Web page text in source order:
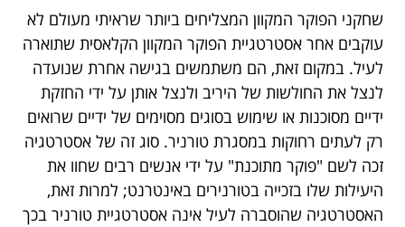
שחקני הפוקר המקוון המצליחים ביותר שראיתי מעולם לא
עוקבים אחר אסטרטגיית הפוקר המקוון הקלאסית שתוארה
לעיל. במקום זאת, הם משתמשים בגישה אחרת שנועדה
לנצל את החולשות של היריב ולנצל אותן על ידי החזקת
ידיים מסוכנות או שימוש בסוגים מסוימים של ידיים שרואים
רק לעתים רחוקות במסגרת טורניר. סוג זה של אסטרטגיה
זכה לשם "פוקר מתוכנת" על ידי אנשים רבים שחוו את
היעילות שלו בזכייה בטורנירים באינטרנט; למרות זאת,
האסטרטגיה שהוסברה לעיל אינה אסטרטגיית טורניר בכך